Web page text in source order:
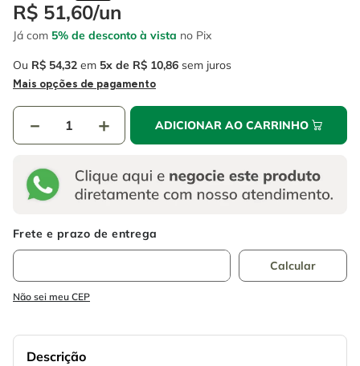
R$ 51,60/un
Já com 5% de desconto à vista no Pix
Ou R$ 54,32 em 5 R$ 10,86 sem juros
Mais opções de pagamento
＋
－ ADICIONAR AO CARRINHO
Não sei meu CEP
Descrição
6
7º serra copo
8º chave impacto
disco corte
º escada
º serra circular
º fio
chave impacto
disco corte